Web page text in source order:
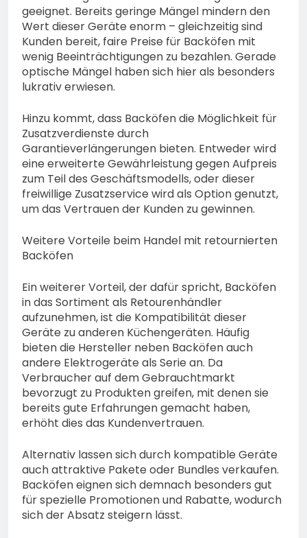
geeignet. Bereits geringe Mängel mindern den
Wert dieser Geräte enorm – gleichzeitig sind
Kunden bereit, faire Preise für Backöfen mit
wenig Beeinträchtigungen zu bezahlen. Gerade
optische Mängel haben sich hier als besonders
lukrativ erwiesen.
Hinzu kommt, dass Backöfen die Möglichkeit für
Zusatzverdienste durch
Garantieverlängerungen bieten. Entweder wird
eine erweiterte Gewährleistung gegen Aufpreis
zum Teil des Geschäftsmodells, oder dieser
freiwillige Zusatzservice wird als Option genutzt,
um das Vertrauen der Kunden zu gewinnen.
Weitere Vorteile beim Handel mit retournierten
Backöfen
Ein weiterer Vorteil, der dafür spricht, Backöfen
in das Sortiment als Retourenhändler
aufzunehmen, ist die Kompatibilität dieser
Geräte zu anderen Küchengeräten. Häufig
bieten die Hersteller neben Backöfen auch
andere Elektrogeräte als Serie an. Da
Verbraucher auf dem Gebrauchtmarkt
bevorzugt zu Produkten greifen, mit denen sie
bereits gute Erfahrungen gemacht haben,
erhöht dies das Kundenvertrauen.
Alternativ lassen sich durch kompatible Geräte
auch attraktive Pakete oder Bundles verkaufen.
Backöfen eignen sich demnach besonders gut
für spezielle Promotionen und Rabatte, wodurch
sich der Absatz steigern lässt.